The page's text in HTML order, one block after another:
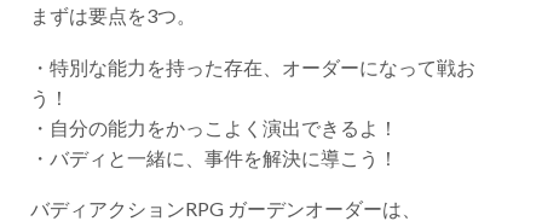
まずは要点を3つ。
・特別な能力を持った存在、オーダーになって戦お
う！
・自分の能力をかっこよく演出できるよ！
・バディと一緒に、事件を解決に導こう！
バディアクションRPG ガーデンオーダーは、